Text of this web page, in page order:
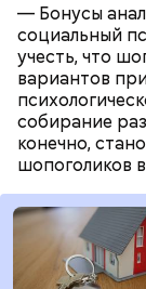
— Бонусы
социальный
учесть, что
вариантов
собирание
конечно,
шопоголиков
Не стоит
свои
риски,
предпочитают
По мнению
становится
зарабатывать
задуматься о
помнить о
денежного